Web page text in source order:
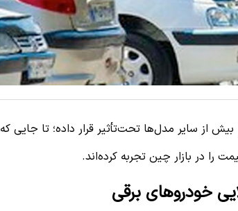
از سایر مدل‌ها تحت‌تأثیر قرار داده؛ تا جایی که
خودرو‌های برقی